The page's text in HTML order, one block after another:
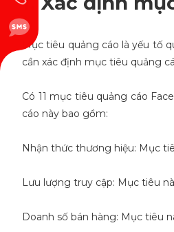
Mục tiêu quảng cáo là yếu tố
cần xác định mục tiêu quảng
Có 11 mục tiêu quảng cáo
cáo này bao gồm:
Nhận thức thương hiệu: Mục
Lưu lượng truy cập: Mục tiêu
Doanh số bán hàng: Mục tiêu